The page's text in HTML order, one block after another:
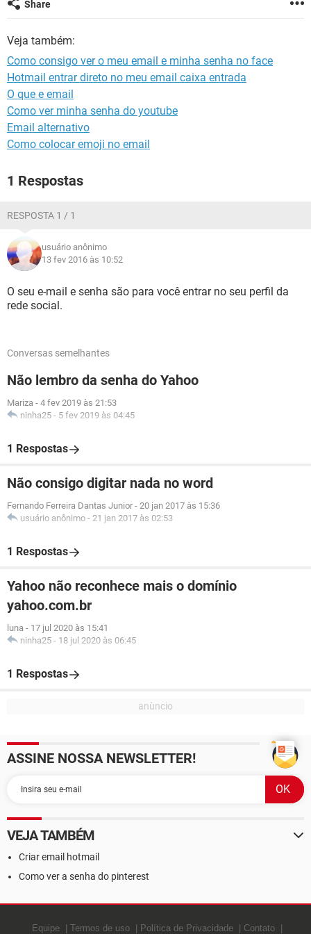
GUIA DE COMPRAS
Share
Veja também:
Como consigo ver o meu email e minha senha no face
Hotmail entrar direto no meu email caixa entrada
O que e email
Como ver minha senha do youtube
Email alternativo
Como colocar emoji no email
1 Respostas
RESPOSTA 1 / 1
usuário anônimo
13 fev 2016 às 10:52
O seu e-mail e senha são para você entrar no seu perfil da
rede social.
Conversas semelhantes
Não lembro da senha do Yahoo
Mariza - 4 fev 2019 às 21:53
ninha25 - 5 fev 2019 às 04:45
1 Respostas
Não consigo digitar nada no word
Fernando Ferreira Dantas Junior - 20 jan 2017 às 15:36
usuário anônimo - 21 jan 2017 às 02:53
1 Respostas
Yahoo não reconhece mais o domínio
yahoo.com.br
luna - 17 jul 2020 às 15:41
ninha25 - 18 jul 2020 às 06:45
1 Respostas
ASSINE NOSSA NEWSLETTER!
VEJA TAMBÉM
Criar email hotmail
Como ver a senha do pinterest
Equipe Termos de uso Política de Privacidade Contato